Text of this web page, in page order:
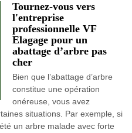
Tournez-vous vers
l'entreprise
professionnelle VF
Elagage pour un
abattage d’arbre pas
cher
Bien que l’abattage d’arbre
constitue une opération
onéreuse, vous avez
situations. Par exemple, si
un arbre malade avec forte